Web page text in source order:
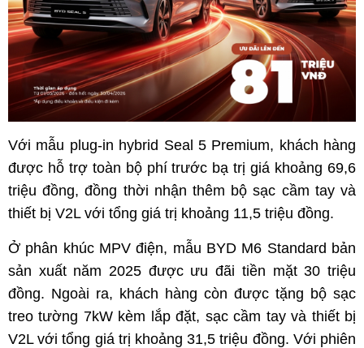
Với mẫu plug-in hybrid Seal 5 Premium, khách hàng
được hỗ trợ toàn bộ phí trước bạ trị giá khoảng 69,6
triệu đồng, đồng thời nhận thêm bộ sạc cầm tay và
thiết bị V2L với tổng giá trị khoảng 11,5 triệu đồng.
Ở phân khúc MPV điện, mẫu BYD M6 Standard bản
sản xuất năm 2025 được ưu đãi tiền mặt 30 triệu
đồng. Ngoài ra, khách hàng còn được tặng bộ sạc
treo tường 7kW kèm lắp đặt, sạc cầm tay và thiết bị
V2L với tổng giá trị khoảng 31,5 triệu đồng. Với phiên